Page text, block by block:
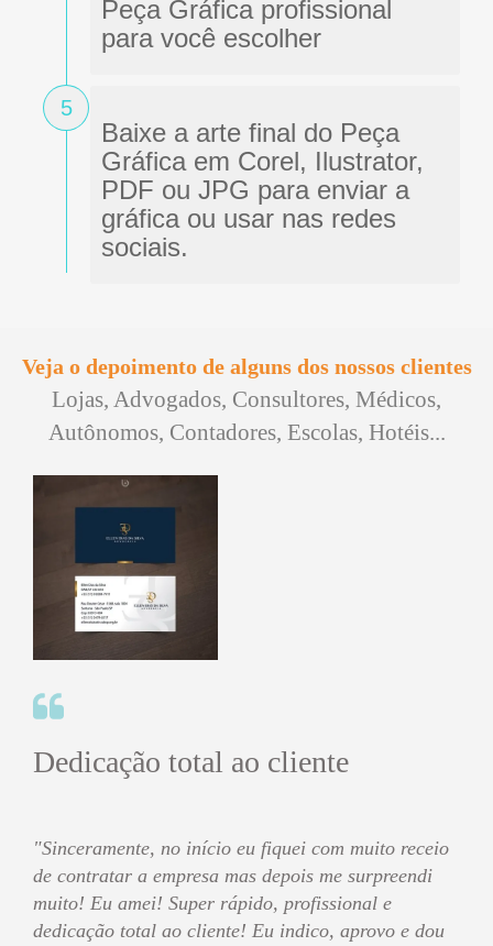
Peça Gráfica profissional
para você escolher
5
Baixe a arte final do Peça
Gráfica em Corel, Ilustrator,
PDF ou JPG para enviar a
gráfica ou usar nas redes
sociais.
Veja o depoimento de alguns dos nossos clientes
Lojas, Advogados, Consultores, Médicos,
Autônomos, Contadores, Escolas, Hotéis...
Dedicação total ao cliente
"Sinceramente, no início eu fiquei com muito receio
de contratar a empresa mas depois me surpreendi
muito! Eu amei! Super rápido, profissional e
dedicação total ao cliente! Eu indico, aprovo e dou